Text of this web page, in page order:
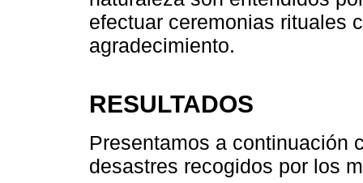
efectuar ceremonias rituales
agradecimiento.
RESULTADOS
Presentamos a continuación
desastres recogidos por los